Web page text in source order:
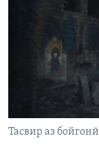
Тасвир аз бойгонӣ